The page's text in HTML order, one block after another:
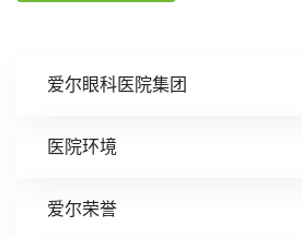
爱尔眼科医院集团
医院环境
爱尔荣誉